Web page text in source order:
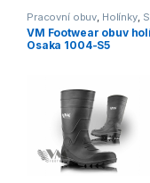
Pracovní obuv Holínky,
VM Footwear obuv
Osaka 1004-S5